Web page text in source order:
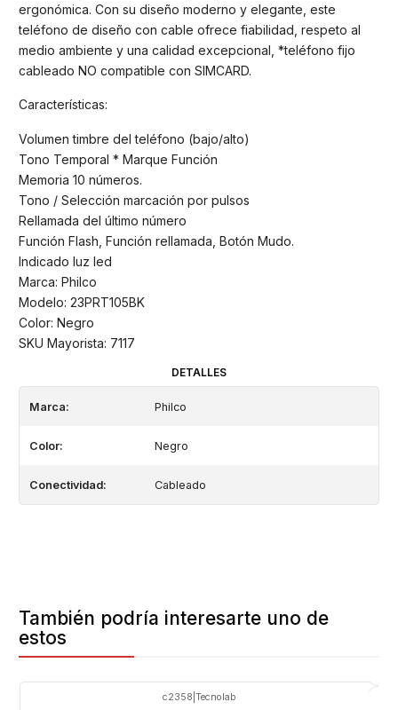
ergonómica. Con su diseño moderno y elegante, este
teléfono de diseño con cable ofrece fiabilidad, respeto al
medio ambiente y una calidad excepcional, *teléfono fijo
cableado NO compatible con SIMCARD.
Características:
Volumen timbre del teléfono (bajo/alto)
Tono Temporal * Marque Función
Memoria 10 números.
Tono / Selección marcación por pulsos
Rellamada del último número
Función Flash, Función rellamada, Botón Mudo.
Indicado luz led
Marca: Philco
Modelo: 23PRT105BK
Color: Negro
SKU Mayorista: 7117
DETALLES
Marca: Philco
Color: Negro
Conectividad: Cableado
También podría interesarte uno de
estos
c2358 Tecnolab